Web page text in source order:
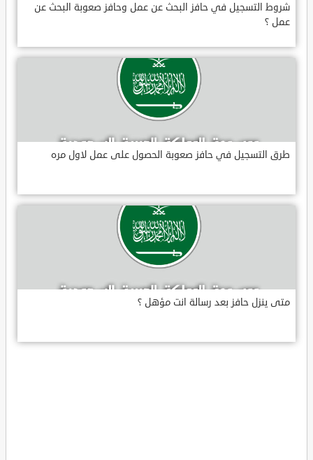
شروط التسجيل في حافز البحث عن عمل وحافز صعوبة البحث عن
عمل ؟
طرق التسجيل في حافز صعوبة الحصول على عمل لاول مره
متى ينزل حافز بعد رسالة انت مؤهل ؟